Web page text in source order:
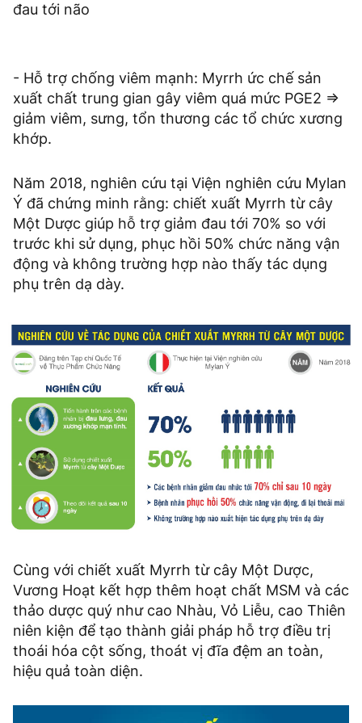
đau tới não
- Hỗ trợ chống viêm mạnh: Myrrh ức chế sản
xuất chất trung gian gây viêm quá mức PGE2 =>
giảm viêm, sưng, tổn thương các tổ chức xương
khớp.
Năm 2018, nghiên cứu tại Viện nghiên cứu Mylan
Ý đã chứng minh rằng: chiết xuất Myrrh từ cây
Một Dược giúp hỗ trợ giảm đau tới 70% so với
trước khi sử dụng, phục hồi 50% chức năng vận
động và không trường hợp nào thấy tác dụng
phụ trên dạ dày.
Cùng với chiết xuất Myrrh từ cây Một Dược,
Vương Hoạt kết hợp thêm hoạt chất MSM và các
thảo dược quý như cao Nhàu, Vỏ Liễu, cao Thiên
niên kiện để tạo thành giải pháp hỗ trợ điều trị
thoái hóa cột sống, thoát vị đĩa đệm an toàn,
hiệu quả toàn diện.